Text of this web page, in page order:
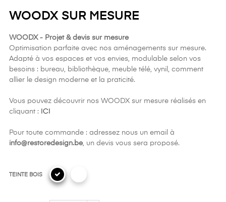
WOODX SUR MESURE
WOODX - Projet & devis sur mesure
Optimisation parfaite avec nos aménagements sur mesure.
Adapté à vos espaces et vos envies, modulable selon vos
besoins : bureau, bibliothèque, meuble télé, vynil, comment
allier le design moderne et la praticité.
Vous pouvez découvrir nos WOODX sur mesure réalisés en
cliquant :
ICI
Pour toute commande : adressez nous un email à
info@restoredesign.be, un devis vous sera proposé.
TEINTE BOIS